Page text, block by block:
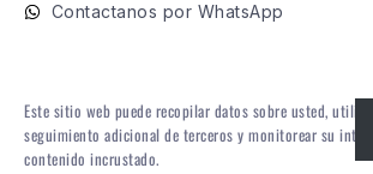
Contactanos por WhatsApp
Este sitio web puede recopilar datos sobre usted,
seguimiento adicional de terceros y monitorear su
contenido incrustado.